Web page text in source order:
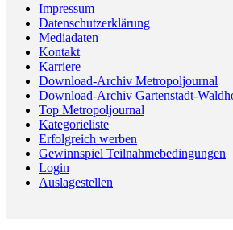
Impressum
Datenschutzerklärung
Mediadaten
Kontakt
Karriere
Download-Archiv Metropoljournal
Download-Archiv Gartenstadt-
Top Metropoljournal
Kategorieliste
Erfolgreich werben
Gewinnspiel Teilnahmebedingungen
Login
Auslagestellen